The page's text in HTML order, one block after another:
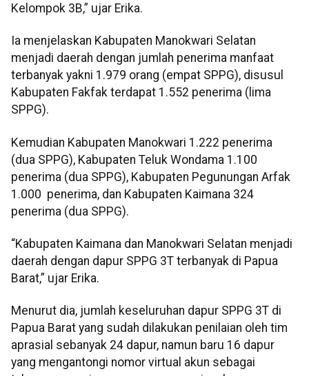
Kelompok 3B,” ujar Erika.
Ia menjelaskan Kabupaten Manokwari Selatan
menjadi daerah dengan jumlah penerima manfaat
terbanyak yakni 1.979 orang (empat SPPG), disusul
Kabupaten Fakfak terdapat 1.552 penerima (lima
SPPG).
Kemudian Kabupaten Manokwari 1.222 penerima
(dua SPPG), Kabupaten Teluk Wondama 1.100
penerima (dua SPPG), Kabupaten Pegunungan Arfak
1.000 penerima, dan Kabupaten Kaimana 324
penerima (dua SPPG).
“Kabupaten Kaimana dan Manokwari Selatan menjadi
daerah dengan dapur SPPG 3T terbanyak di Papua
Barat,” ujar Erika.
Menurut dia, jumlah keseluruhan dapur SPPG 3T di
Papua Barat yang sudah dilakukan penilaian oleh tim
aprasial sebanyak 24 dapur, namun baru 16 dapur
yang mengantongi nomor virtual akun sebagai